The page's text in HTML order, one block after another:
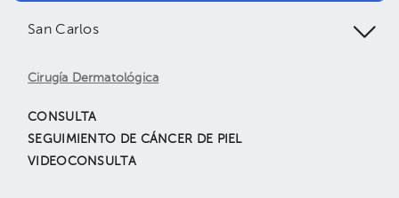
San Carlos
Cirugía Dermatológica
CONSULTA
SEGUIMIENTO DE CÁNCER DE PIEL
VIDEOCONSULTA